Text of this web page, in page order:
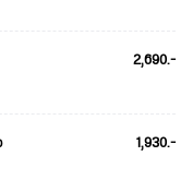
2,690.-
1,930.-